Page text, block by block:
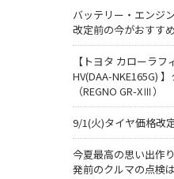
バッテリー・エンジ
改定前の今がおすす
【トヨタ カローラフ
HV(DAA-NKE165G)
（REGNO GR-XⅢ）
9/1(火)タイヤ価格改
今夏最高の思い出作
発前のクルマの点検